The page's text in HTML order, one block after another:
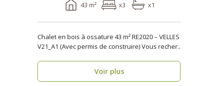
43 m² x3 x1
Chalet en bois à ossature 43 m² RE2020 – VELLES
V21_A1 (Avec permis de construire) Vous recher..
Voir plus